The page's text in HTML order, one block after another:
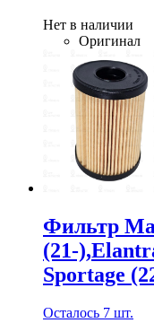
Нет в наличии
Оригинал
Фильтр
(21-
Sportage
Осталось 7 шт.